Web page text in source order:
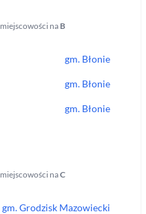
miejscowości na B
gm. Błonie
gm. Błonie
gm. Błonie
miejscowości naC
gm.Grodzisk Mazowiecki